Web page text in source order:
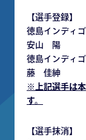
【選手登録】
徳島イン
安山 陽
徳島イン
藤 佳紳
※
上記選手は
す。
【選手抹消】